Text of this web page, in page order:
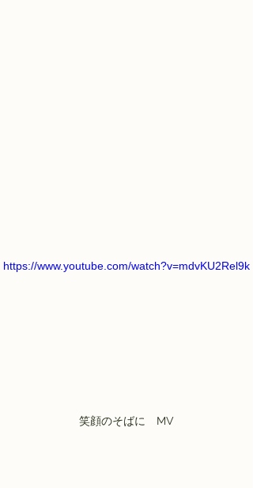
https://www.youtube.com/watch?v=mdvKU2Rel9k
笑顔のそばに　MV